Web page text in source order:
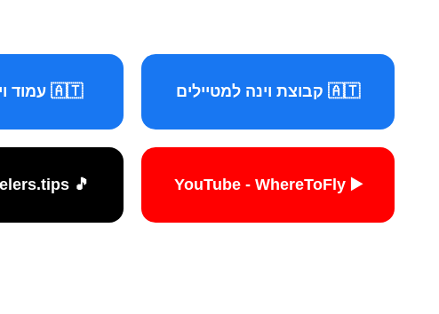
🇦🇹 קבוצת וינה למטיילים 🇦🇹 עמוד וינה למטיילים
▶️ YouTube - WhereToFly
🎵 TikTok - travelers.tips